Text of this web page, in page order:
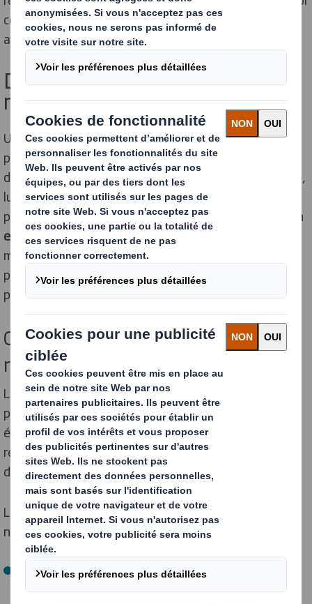
consistent lesemballages réutilisables, leurs
avantages écologiques et économiques.
Définition de l’emballage
réutilisable
Un emballage réutilisableest conçu pour être utilisé
plusieurs fois sans s’altérer. Ses qualités, par exemple
de protection, restent optimales. Le packaging jetable,
lui, devient un déchet aussitôt son rôle rempli, il ne
pourra plus servir sa fonction première après usage. Un
emballage alimentairesera ainsi jetable dans la
majorité des cas. Des packagings d’expédition, eux,
peuvent servir plusieurs fois si leurs qualités ne sont
pas altérées.
Objectifs et avantages de la
réutilisation
Les contenants réutilisablesvisent à réduire la
production de déchets tout en offrant des avantages
économiques. Opter pour dessolutions d’emballage
réutilisable permet à l’entreprise de s’inscrire dans une
démarche d’économie circulaire.
Les avantages des emballagesréutilisables sont
nombreux :
Améliorer l’image de marque : lesemballages
écologiques